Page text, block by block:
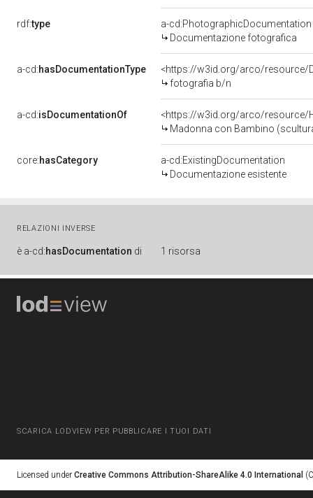
rdf:type
a-cd:PhotographicDocumentation
Documentazione fotografica
a-cd:hasDocumentationType
<https://w3id.org/arco/resource/
fotografia b/n
a-cd:isDocumentationOf
<https://w3id.org/arco/resource/
Madonna con Bambino
core:hasCategory
a-cd:ExistingDocumentation
Documentazione esistente
RELAZIONI INVERSE
è a-cd:hasDocumentation di 1 risorsa
SCARICA LODVIEW PER PUBBLICARE I TUOI DATI
Licensed under Creative Commons Attribution-ShareAlike 4.0 International